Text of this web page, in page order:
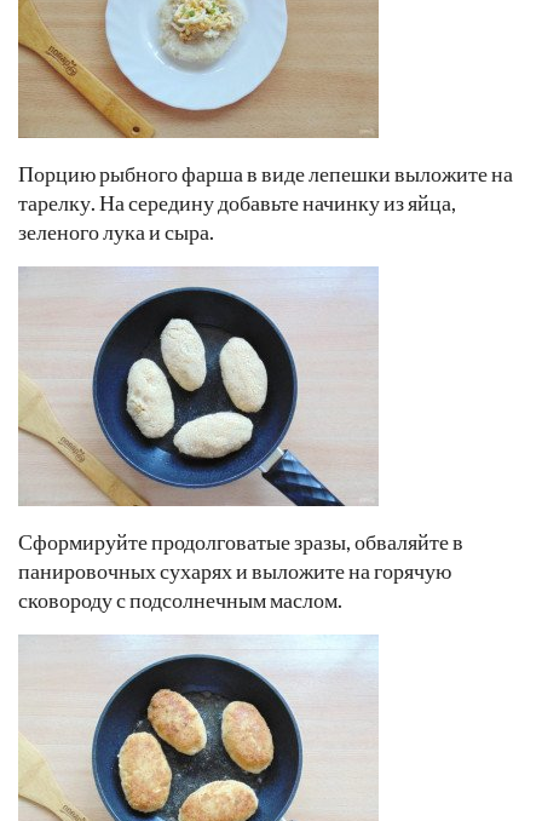
Порцию рыбного фарша в виде лепешки выложите на
тарелку. На середину добавьте начинку из яйца,
зеленого лука и сыра.
Сформируйте продолговатые зразы, обваляйте в
панировочных сухарях и выложите на горячую
сковороду с подсолнечным маслом.